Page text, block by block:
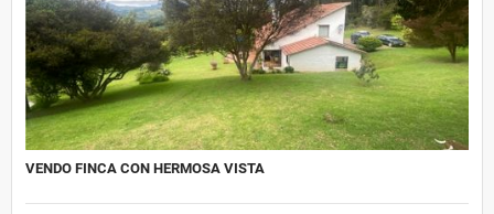
VENDO FINCA CON HERMOSA VISTA